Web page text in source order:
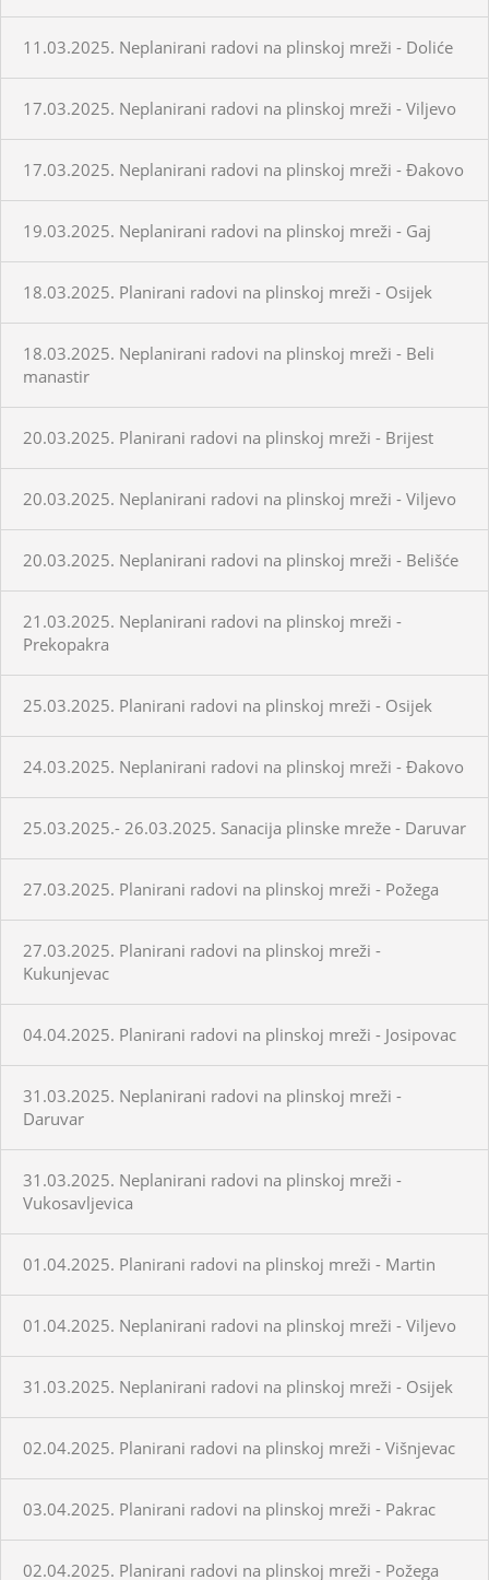
11.03.2025. Neplanirani radovi na plinskoj mreži - Doliće
17.03.2025. Neplanirani radovi na plinskoj mreži - Viljevo
17.03.2025. Neplanirani radovi na plinskoj mreži - Đakovo
19.03.2025. Neplanirani radovi na plinskoj mreži - Gaj
18.03.2025. Planirani radovi na plinskoj mreži - Osijek
18.03.2025. Neplanirani radovi na plinskoj mreži - Beli
manastir
20.03.2025. Planirani radovi na plinskoj mreži - Brijest
20.03.2025. Neplanirani radovi na plinskoj mreži - Viljevo
20.03.2025. Neplanirani radovi na plinskoj mreži - Belišće
21.03.2025. Neplanirani radovi na plinskoj mreži -
Prekopakra
25.03.2025. Planirani radovi na plinskoj mreži - Osijek
24.03.2025. Neplanirani radovi na plinskoj mreži - Đakovo
25.03.2025.- 26.03.2025. Sanacija plinske mreže - Daruvar
27.03.2025. Planirani radovi na plinskoj mreži - Požega
27.03.2025. Planirani radovi na plinskoj mreži -
Kukunjevac
04.04.2025. Planirani radovi na plinskoj mreži - Josipovac
31.03.2025. Neplanirani radovi na plinskoj mreži -
Daruvar
31.03.2025. Neplanirani radovi na plinskoj mreži -
Vukosavljevica
01.04.2025. Planirani radovi na plinskoj mreži - Martin
01.04.2025. Neplanirani radovi na plinskoj mreži - Viljevo
31.03.2025. Neplanirani radovi na plinskoj mreži - Osijek
02.04.2025. Planirani radovi na plinskoj mreži - Višnjevac
03.04.2025. Planirani radovi na plinskoj mreži - Pakrac
02.04.2025. Planirani radovi na plinskoj mreži - Požega